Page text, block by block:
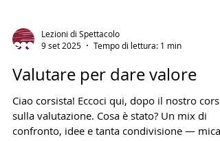
Lezioni di Spettacolo
9 set 2025
Tempo di lettura: 1 min
Valutare per dare valore
Ciao corsista! Eccoci qui, dopo il nostro corso